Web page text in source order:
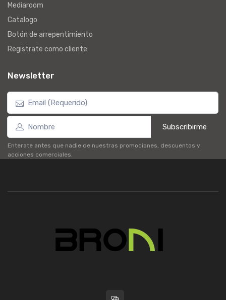
Mediaroom
Catalogo
Botón de arrepentimiento
Registrate como cliente
Newsletter
Subscribirme
Enterate antes que nadie de nuestras promociones, descuentos y
acciones comerciales.